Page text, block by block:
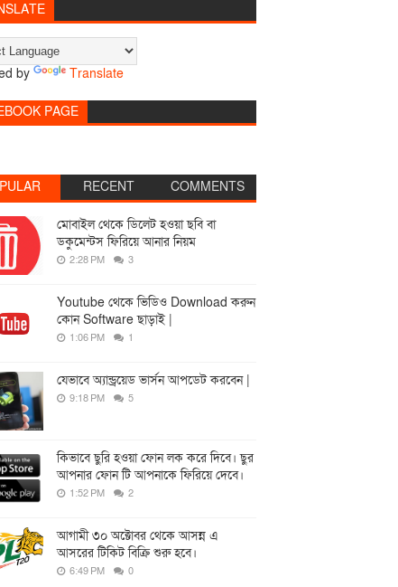
by Translate
PAGE
RECENT COMMENTS
মোবাইল থেকে ডিলেট হওয়া ছবি বা
ডকুমেন্টস ফিরিয়ে আনার নিয়ম
2:28 PM 3
Youtube থেকে ভিডিও Download করুন
কোন Software ছাড়াই |
1:06 PM 1
যেভাবে অ্যান্ড্রয়েড ভার্সন আপডেট করবেন |
9:18 PM 5
কিভাবে ছুরি হওয়া ফোন লক করে দিবে। ছুর
আপনার ফোন টি আপনাকে ফিরিয়ে দেবে।
1:52 PM 2
আগামী ৩০ অক্টোবর থেকে আসন্ন এ
আসরের টিকিট বিক্রি শুরু হবে।
6:49 PM 0